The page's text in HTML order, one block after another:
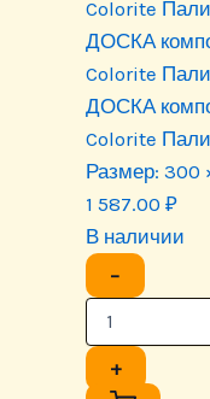
ДОСКА
Colorite
ДОСКА
Colorite
Размер: 300
1 587.00 ₽
В наличии
−
+